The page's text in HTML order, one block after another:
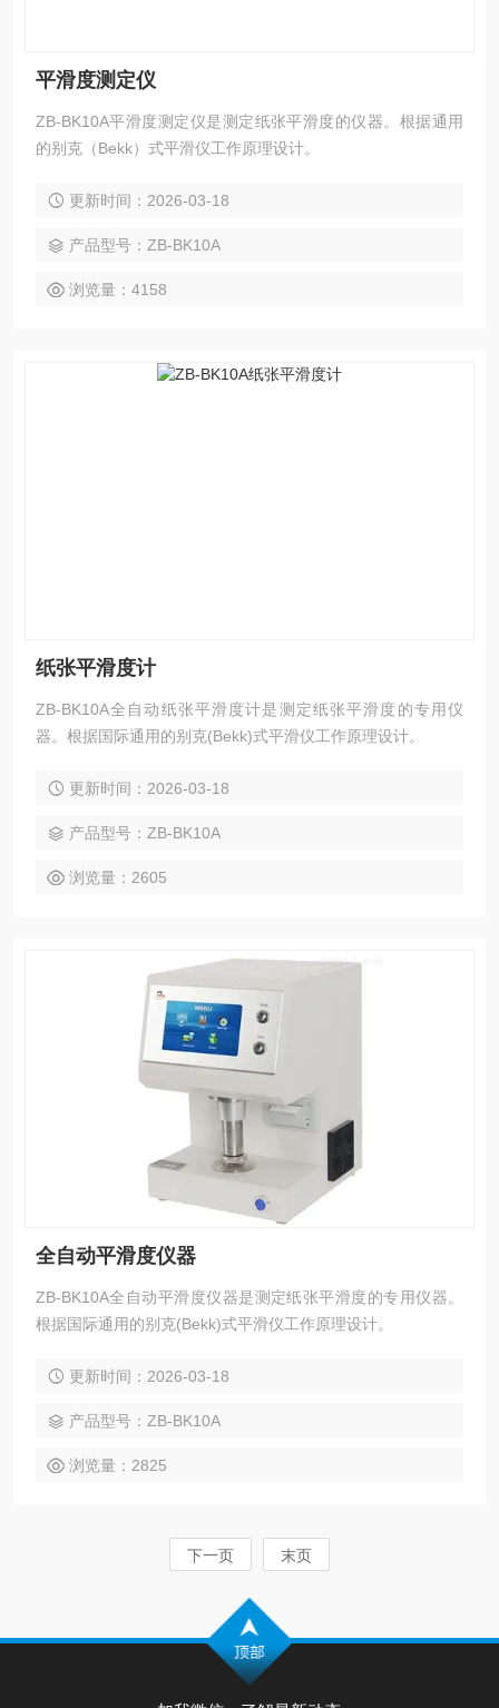
平滑度测定仪
ZB-BK10A平滑度测定仪是测定纸张平滑度的仪器。根据通用
的别克（Bekk）式平滑仪工作原理设计。
更新时间：2026-03-18
产品型号：ZB-BK10A
浏览量：4158
纸张平滑度计
ZB-BK10A全自动纸张平滑度计是测定纸张平滑度的专用仪
器。根据国际通用的别克(Bekk)式平滑仪工作原理设计。
更新时间：2026-03-18
产品型号：ZB-BK10A
浏览量：2605
全自动平滑度仪器
ZB-BK10A全自动平滑度仪器是测定纸张平滑度的专用仪器。
根据国际通用的别克(Bekk)式平滑仪工作原理设计。
更新时间：2026-03-18
产品型号：ZB-BK10A
浏览量：2825
下一页 末页